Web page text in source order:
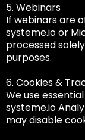
5. Webinars
If webinars are
systeme.io or
processed
purposes.
6. Cookies &
We use
systeme.io
may disable